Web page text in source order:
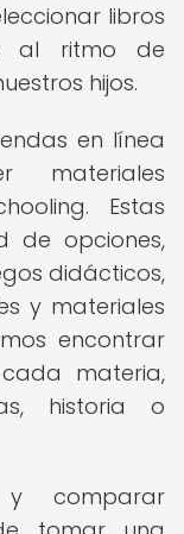
libros
al ritmo de
hijos.
en línea
materiales
Estas
de opciones,
didácticos,
y materiales
encontrar
materia,
historia o
y comparar